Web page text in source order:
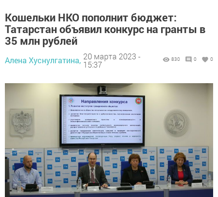
Кошельки НКО пополнит бюджет:
Татарстан объявил конкурс на гранты в
35 млн рублей
Алена Хуснулгатина, 20 марта 2023 -
15:37
830 0 0